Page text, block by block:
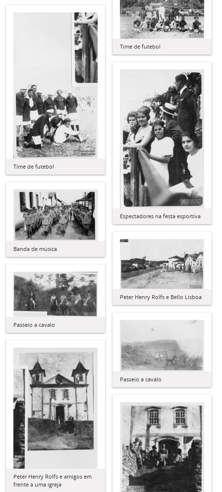
Time de futebol
Time de futebol
Espectadores na festa esportiva
Banda de música
Peter Henry Rolfs e Bello Lisboa
Passeio a cavalo
Passeio a cavalo
Peter Henry Rolfs e amigos em
frente a uma igreja